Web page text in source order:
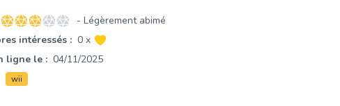
3 sur 5 étoiles
- Légèrement abimé
intéressés : 0 x
ligne le : 04/11/2025
wii